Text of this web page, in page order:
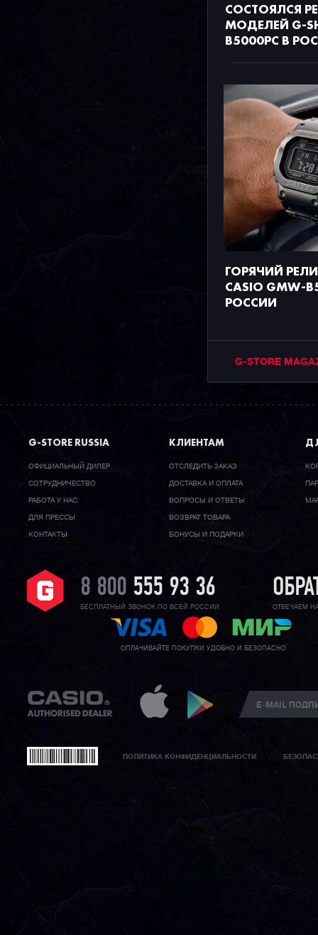
СОСТОЯЛСЯ
МОДЕЛЕЙ G-
B5000PC В
ГОРЯЧИЙ
CASIO GMW-
РОССИИ
G-STORE
G-STORE RUSSIA
ОФИЦИАЛЬНЫЙ ДИЛЕР
CОТРУДНИЧЕСТВО
РАБОТА У НАС
ДЛЯ ПРЕССЫ
КОНТАКТЫ
КЛИЕНТАМ
ОТСЛЕДИТЬ ЗАКАЗ
ДОСТАВКА И ОПЛАТА
ВОПРОСЫ И ОТВЕТЫ
ВОЗВРАТ ТОВАРА
БОНУСЫ И ПОДАРКИ
8 800 555 93 36
БЕСПЛАТНЫЙ ЗВОНОК ПО ВСЕЙ РОССИИ ОТВЕЧАЕМ
ОПЛАЧИВАЙТЕ ПОКУПКИ УДОБНО И БЕЗОПАСНО
ПОЛИТИКА КОНФИДЕНЦИАЛЬНОСТИ